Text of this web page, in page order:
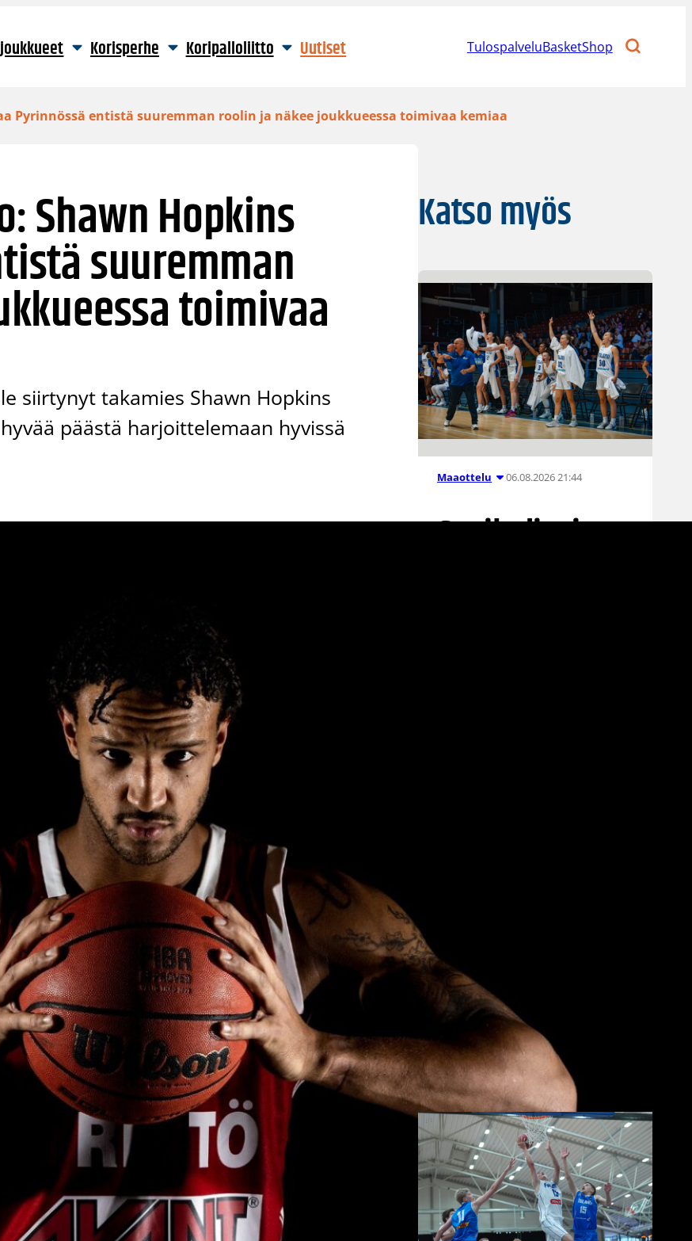
Korisperhe Koripalloliitto Uutiset TulospalveluBasketShop
Pyrinnössä entistä suuremman roolin ja näkee joukkueessa toimivaa kemiaa
Shawn Hopkins
suuremman
toimivaa
siirtynyt takamies Shawn Hopkins
päästä harjoittelemaan hyvissä
Katso myös
Maaottelu 06.08.2026 21:44
Susiladiesin
Liettuan 81-70 (48-36) Elina
Aarnisalon 22 pisteen
johdattamana. Suomi pelaa
Tukholmassa vielä toisen
ottelun, kun huomenna vastaan
tulee Ruotsi.